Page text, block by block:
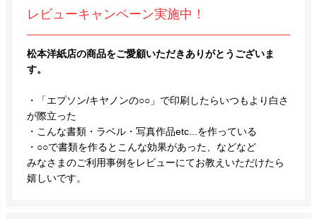
レビューキャンペーン実施中！
松本洋紙店の商品をご愛顧いただきありがとうございま
す。
・「エプソン/キヤノンの○○」で印刷したらいつもより白さ
が際立った
・こんな書類・ラベル・写真作品etc...を作っている
・○○で書類を作るとこんな効果があった、などなど
みなさまのご利用事例をレビューにてお教えいただけたら
嬉しいです。